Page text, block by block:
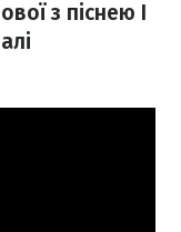
з піснею I